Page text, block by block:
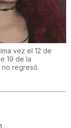
vez el 12 de
19 de la
no regresó.